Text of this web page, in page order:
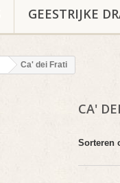
GEESTRIJKE
Ca' dei Frati
CA'
Sorteren